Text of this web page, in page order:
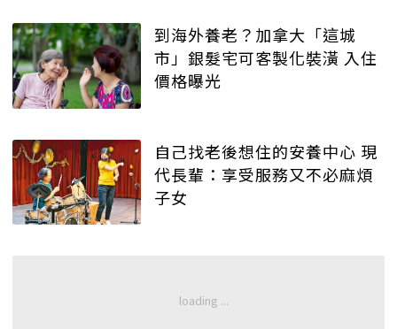
到海外養老？加拿大「這城
市」銀髮宅可客製化裝潢 入住
價格曝光
自己找老後想住的安養中心 現
代長輩：享受服務又不必麻煩
子女